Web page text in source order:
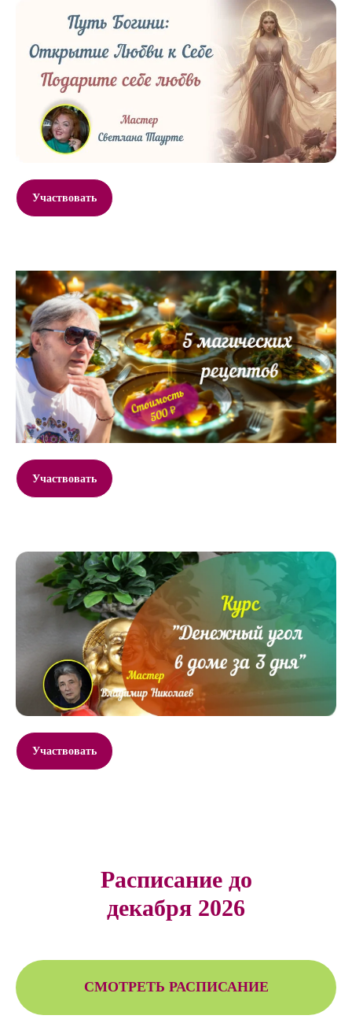
Участвовать
Участвовать
Участвовать
Расписание до
декабря 2026
СМОТРЕТЬ РАСПИСАНИЕ